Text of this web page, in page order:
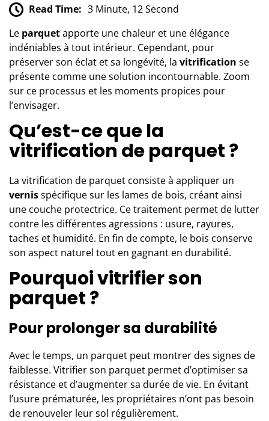
Read Time: 3 Minute, 12 Second
Le parquetapporte une chaleur et une élégance
indéniables à tout intérieur. Cependant, pour
préserver son éclat et sa longévité, la vitrification se
présente comme une solution incontournable. Zoom
sur ce processus et les moments propices pour
l’envisager.
Qu’est-ce que la
vitrification de parquet ?
La vitrification de parquet consiste à appliquer un
vernisspécifique sur les lames de bois, créant ainsi
une couche protectrice. Ce traitement permet de lutter
contre les différentes agressions : usure, rayures,
taches et humidité. En fin de compte, le bois conserve
son aspect naturel tout en gagnant en durabilité.
Pourquoi vitrifier son
parquet ?
Pour prolonger sa durabilité
Avec le temps, un parquet peut montrer des signes de
faiblesse. Vitrifier son parquet permet d’optimiser sa
résistance et d’augmenter sa durée de vie. En évitant
l’usure prématurée, les propriétaires n’ont pas besoin
de renouveler leur sol régulièrement.